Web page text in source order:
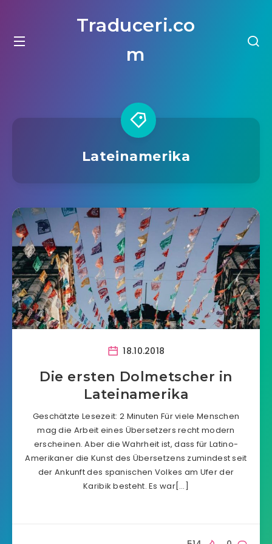
Traduceri.co
m
Lateinamerika
18.10.2018
Die ersten Dolmetscher in
Lateinamerika
Geschätzte Lesezeit: 2 Minuten Für viele Menschen
mag die Arbeit eines Übersetzers recht modern
erscheinen. Aber die Wahrheit ist, dass für Latino-
Amerikaner die Kunst des Übersetzens zumindest seit
der Ankunft des spanischen Volkes am Ufer der
Karibik besteht. Es war[…]